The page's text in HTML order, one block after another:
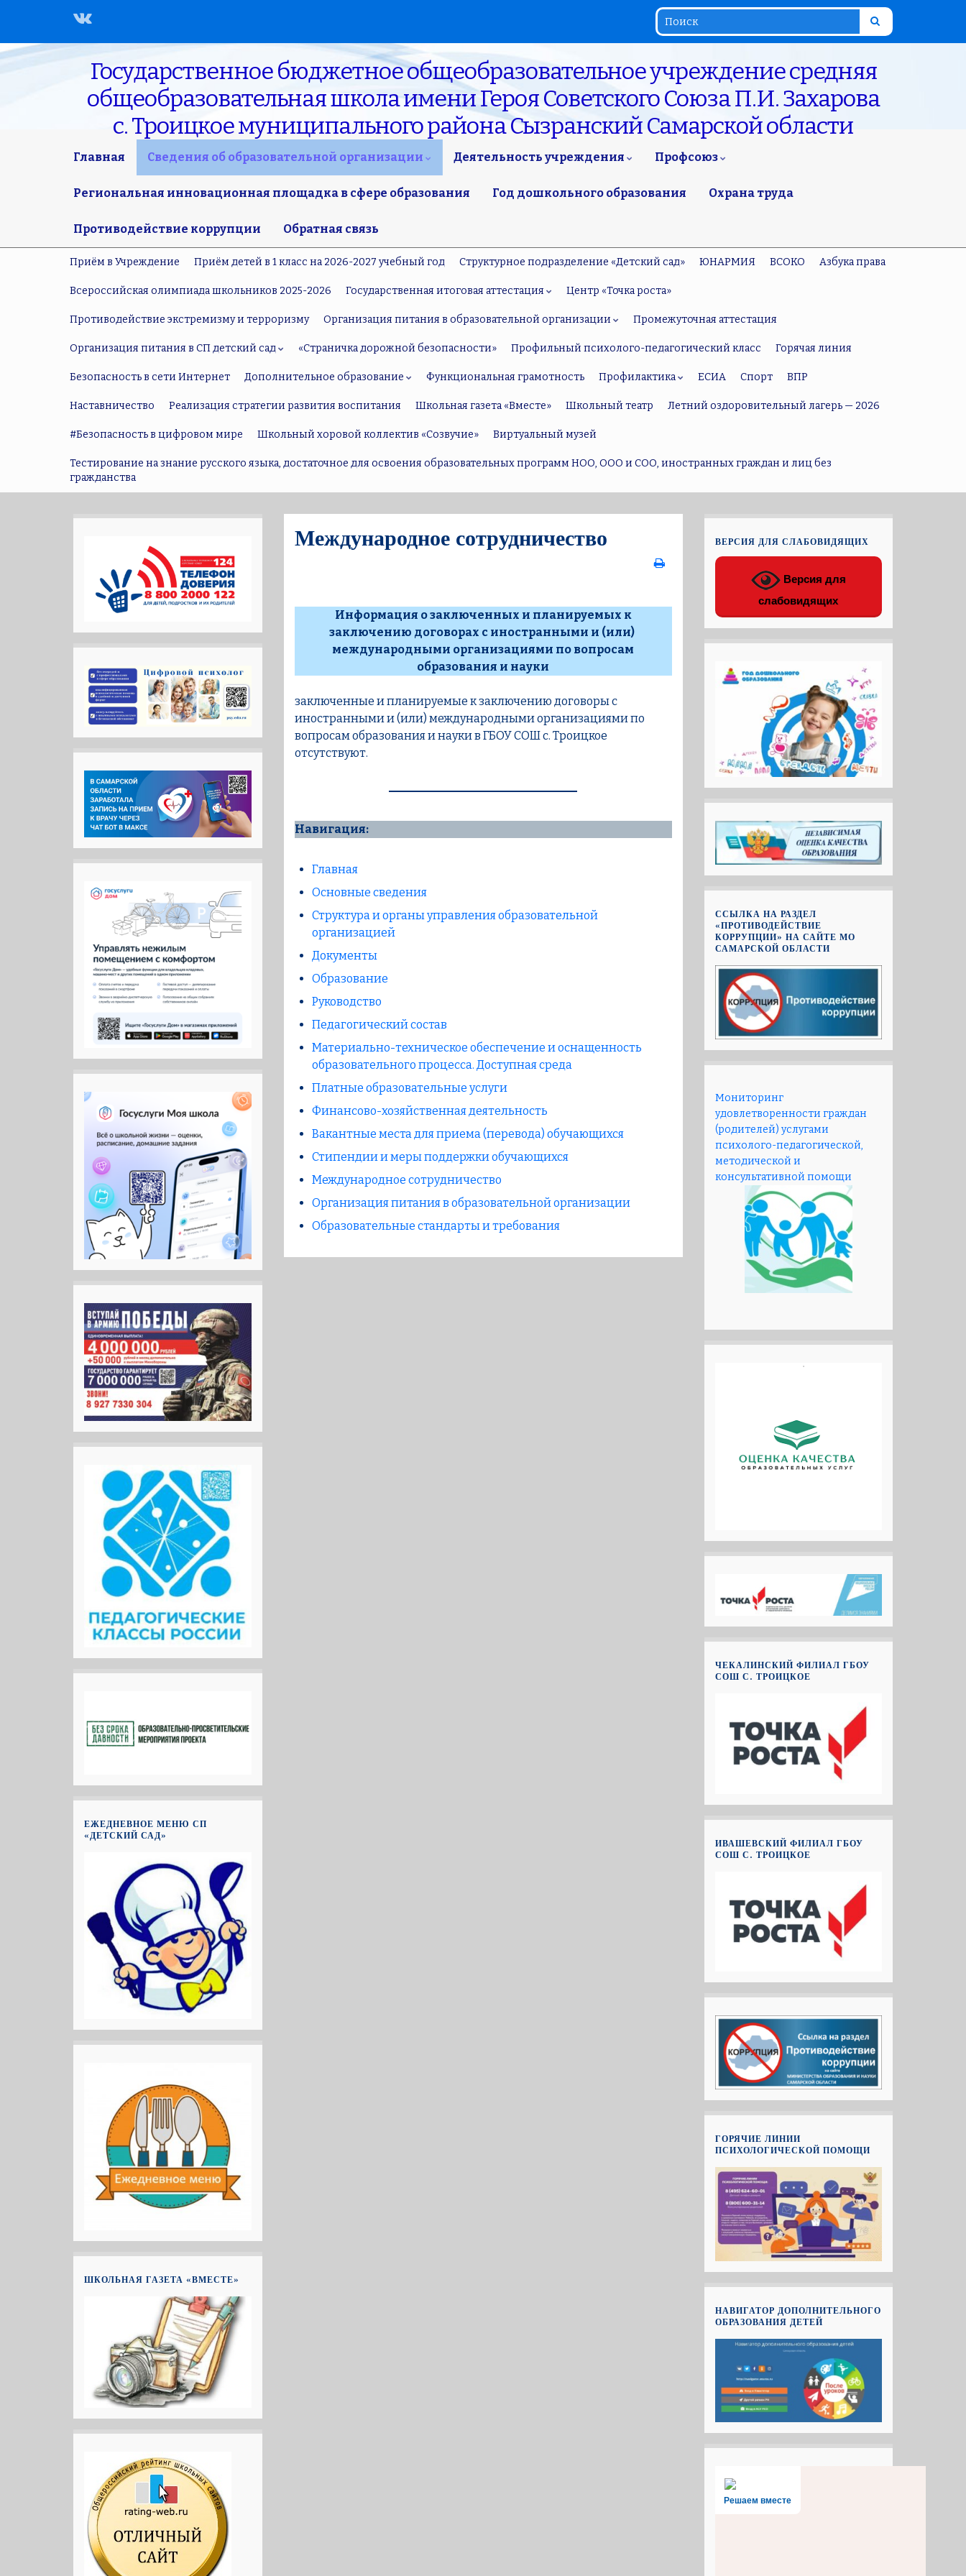
Государственное бюджетное общеобразовательное учреждение средняя
общеобразовательная школа имени Героя Советского Союза П.И. Захарова
с. Троицкое муниципального района Сызранский Самарской области
Главная Сведения об образовательной организации Деятельность учреждения Профсоюз
Региональная инновационная площадка в сфере образования Год дошкольного образования Охрана труда
Противодействие коррупции Обратная связь
Приём в Учреждение Приём детей в 1 класс на 2026-2027 учебный год Структурное подразделение «Детский сад» ЮНАРМИЯ ВСОКО Азбука права
Всероссийская олимпиада школьников 2025-2026 Государственная итоговая аттестация Центр «Точка роста»
Противодействие экстремизму и терроризму Организация питания в образовательной организации Промежуточная аттестация
Организация питания в СП детский сад «Страничка дорожной безопасности» Профильный психолого-педагогический класс Горячая линия
Безопасность в сети Интернет Дополнительное образование Функциональная грамотность Профилактика ЕСИА Спорт ВПР
Наставничество Реализация стратегии развития воспитания Школьная газета «Вместе» Школьный театр Летний оздоровительный лагерь — 2026
#Безопасность в цифровом мире Школьный хоровой коллектив «Созвучие» Виртуальный музей
Тестирование на знание русского языка, достаточное для освоения образовательных программ НОО, ООО и СОО, иностранных граждан и лиц без
гражданства
Международное сотрудничество
Информация о заключенных и планируемых к
заключению договорах с иностранными и (или)
международными организациями по вопросам
образования и науки
заключенные и планируемые к заключению договоры с
иностранными и (или) международными организациями по
вопросам образования и науки в ГБОУ СОШ с. Троицкое
отсутствуют.
Навигация:
Главная
Основные сведения
Структура и органы управления образовательной
организацией
Документы
Образование
Руководство
Педагогический состав
Материально-техническое обеспечение и оснащенность
образовательного процесса. Доступная среда
Платные образовательные услуги
Финансово-хозяйственная деятельность
Вакантные места для приема (перевода) обучающихся
Стипендии и меры поддержки обучающихся
Международное сотрудничество
Организация питания в образовательной организации
Образовательные стандарты и требования
ЕЖЕДНЕВНОЕ МЕНЮ СП
«ДЕТСКИЙ САД»
ШКОЛЬНАЯ ГАЗЕТА «ВМЕСТЕ»
ВЕРСИЯ ДЛЯ СЛАБОВИДЯЩИХ
Версия для
слабовидящих
ССЫЛКА НА РАЗДЕЛ
«ПРОТИВОДЕЙСТВИЕ
КОРРУПЦИИ» НА САЙТЕ МО
САМАРСКОЙ ОБЛАСТИ
Мониторинг
удовлетворенности граждан
(родителей) услугами
психолого-педагогической,
методической и
консультативной помощи
ЧЕКАЛИНСКИЙ ФИЛИАЛ ГБОУ
СОШ С. ТРОИЦКОЕ
ИВАШЕВСКИЙ ФИЛИАЛ ГБОУ
СОШ С. ТРОИЦКОЕ
ГОРЯЧИЕ ЛИНИИ
ПСИХОЛОГИЧЕСКОЙ ПОМОЩИ
НАВИГАТОР ДОПОЛНИТЕЛЬНОГО
ОБРАЗОВАНИЯ ДЕТЕЙ
Решаем вместе